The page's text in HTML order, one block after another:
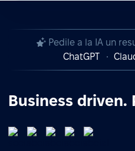
Pedile a la IA un
ChatGPT
Business driven.